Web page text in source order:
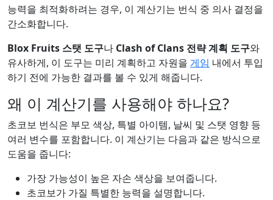
능력을 최적화하려는 경우, 이 계산기는 번식 중 의사 결정을
간소화합니다.
Blox Fruits 스탯 도구나 Clash of Clans 전략 계획 도구와
유사하게, 이 도구는 미리 계획하고 자원을 게임 내에서 투입
하기 전에 가능한 결과를 볼 수 있게 해줍니다.
왜 이 계산기를 사용해야 하나요?
초코보 번식은 부모 색상, 특별 아이템, 날씨 및 스탯 영향 등
여러 변수를 포함합니다. 이 계산기는 다음과 같은 방식으로
도움을 줍니다:
가장 가능성이 높은 자손 색상을 보여줍니다.
초코보가 가질 특별한 능력을 설명합니다.